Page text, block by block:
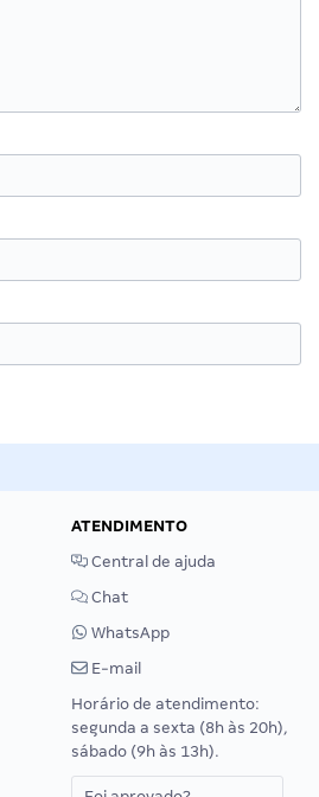
ATENDIMENTO
Central de ajuda
Chat
WhatsApp
E-mail
Horário de atendimento:
segunda a sexta (8h às 20h),
sábado (9h às 13h).